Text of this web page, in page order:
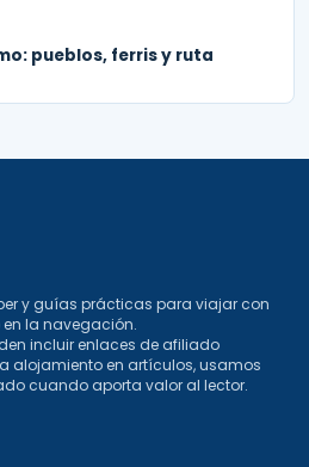
pueblos, ferris y ruta
y guías prácticas para viajar con
la navegación.
incluir enlaces de afiliado
alojamiento en artículos, usamos
cuando aporta valor al lector.